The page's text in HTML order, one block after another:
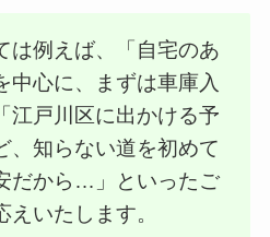
は例えば、「自宅のあ
中心に、まずは車庫入
江戸川区に出かける予
、知らない道を初めて
だから…」といったご
えいたします。